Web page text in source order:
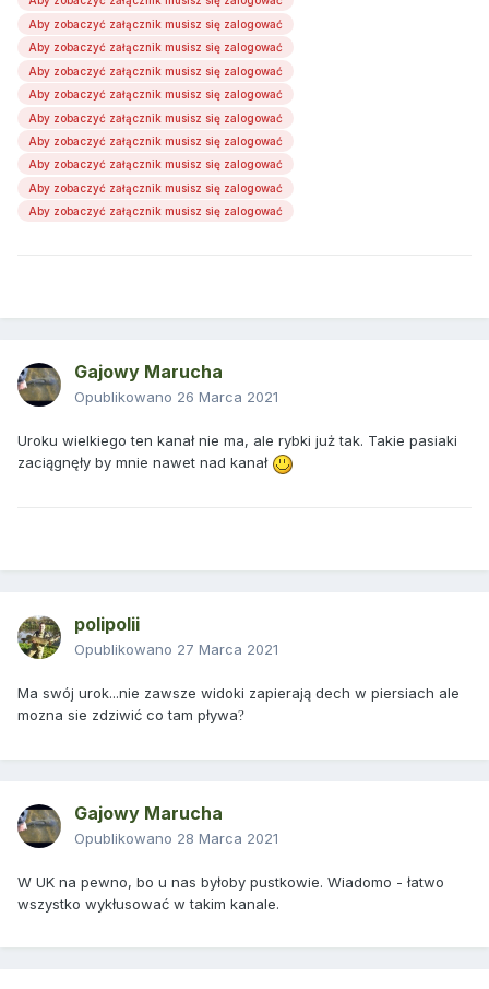
Aby zobaczyć załącznik musisz się zalogować
Aby zobaczyć załącznik musisz się zalogować
Aby zobaczyć załącznik musisz się zalogować
Aby zobaczyć załącznik musisz się zalogować
Aby zobaczyć załącznik musisz się zalogować
Aby zobaczyć załącznik musisz się zalogować
Aby zobaczyć załącznik musisz się zalogować
Aby zobaczyć załącznik musisz się zalogować
Aby zobaczyć załącznik musisz się zalogować
Gajowy Marucha
Opublikowano 26 Marca 2021
Uroku wielkiego ten kanał nie ma, ale rybki już tak. Takie pasiaki
zaciągnęły by mnie nawet nad kanał
polipolii
Opublikowano 27 Marca 2021
Ma swój urok...nie zawsze widoki zapierają dech w piersiach ale
mozna sie zdziwić co tam pływa?
Gajowy Marucha
Opublikowano 28 Marca 2021
W UK na pewno, bo u nas byłoby pustkowie. Wiadomo - łatwo
wszystko wykłusować w takim kanale.